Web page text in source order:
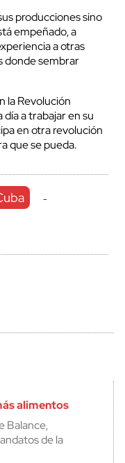
producciones sino
empeñado, a
a otras
donde sembrar
la Revolución
a trabajar en su
en otra revolución
que se pueda.
-
alimentos
Balance,
de la